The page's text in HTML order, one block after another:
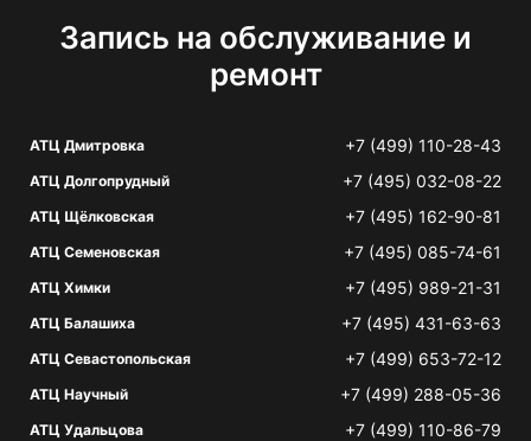
Запись на обслуживание и
ремонт
АТЦ Дмитровка +7 (499) 110-28-43
АТЦ Долгопрудный +7 (495) 032-08-22
АТЦ Щёлковская +7 (495) 162-90-81
АТЦ Семеновская +7 (495) 085-74-61
АТЦ Химки +7 (495) 989-21-31
АТЦ Балашиха +7 (495) 431-63-63
АТЦ Севастопольская +7 (499) 653-72-12
АТЦ Научный +7 (499) 288-05-36
АТЦ Удальцова +7 (499) 110-86-79